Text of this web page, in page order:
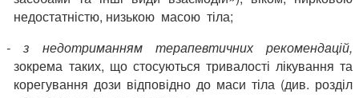
недостатністю, низькою масою тіла;
- з недотриманням терапевтичних рекомендацій,
зокрема таких, що стосуються тривалості лікування та
корегування дози відповідно до маси тіла (див. розділ